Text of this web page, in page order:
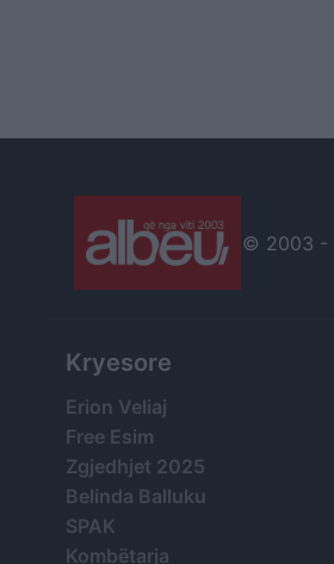
© 2003 -
Kryesore
Erion Veliaj
Free Esim
Zgjedhjet 2025
Belinda Balluku
SPAK
Kombëtarja